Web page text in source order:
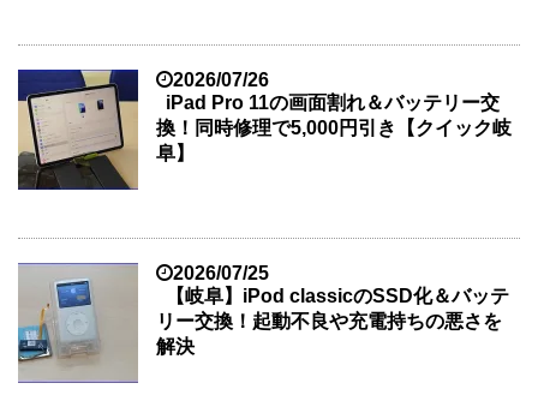
2026/07/26
iPad Pro 11の画面割れ＆バッテリー交
換！同時修理で5,000円引き【クイック岐
阜】
2026/07/25
【岐阜】iPod classicのSSD化＆バッテ
リー交換！起動不良や充電持ちの悪さを
解決